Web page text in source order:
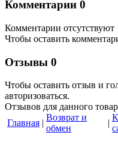
Комментарии 0
Комментарии отсутствуют
Чтобы оставить
Отзывы 0
Чтобы оcтавить отзыв и
авторизоваться.
Отзывов для данного
Главная |
Возврат и
обмен
|